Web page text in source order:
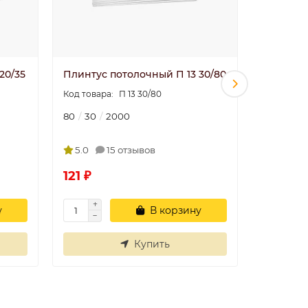
35 Плинтус потолочный П 13 30/80
П 13 30/80
80 30 2000
5.0 15 отзывов
121 ₽
В корзину
Купить